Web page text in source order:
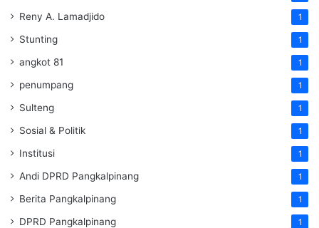
Reny A. Lamadjido 1
Stunting 1
angkot 81 1
penumpang 1
Sulteng 1
Sosial & Politik 1
Institusi 1
Andi DPRD Pangkalpinang 1
Berita Pangkalpinang 1
DPRD Pangkalpinang 1